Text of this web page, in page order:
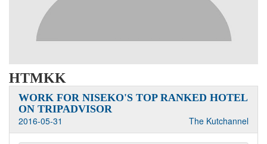
HTMKK
WORK FOR NISEKO'S TOP RANKED HOTEL
ON TRIPADVISOR
2016-05-31
The Kutchannel